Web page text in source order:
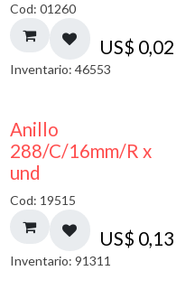
Cod: 01260
US$ 0,02
Inventario: 46553
Anillo
288/C/16mm/R x
und
Cod: 19515
US$ 0,13
Inventario: 91311